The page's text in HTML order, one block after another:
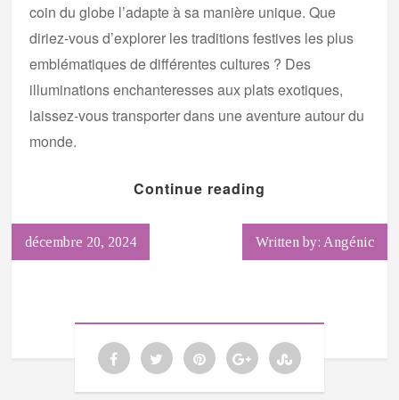
coin du globe l’adapte à sa manière unique. Que
diriez-vous d’explorer les traditions festives les plus
emblématiques de différentes cultures ? Des
illuminations enchanteresses aux plats exotiques,
laissez-vous transporter dans une aventure autour du
monde.
Continue reading
décembre 20, 2024 Written by: Angénic